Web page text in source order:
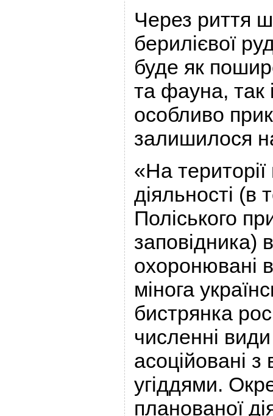
Через риття
берилієвої
буде як
та фауна, так
особливо
залишилося
«На
діяльності (в
Поліського
заповідника)
охоронювані
мінога
бистрянка
численні
асоційовані
угіддями.
планованої